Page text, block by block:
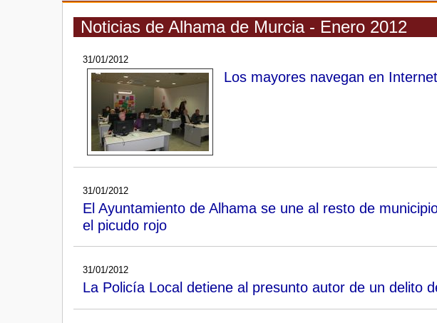
Noticias de Alhama de Murcia - Enero 2012
31/01/2012
Los mayores navegan en Internet
31/01/2012
El Ayuntamiento de Alhama se une al resto de
el picudo rojo
31/01/2012
La Policía Local detiene al presunto autor de un delito